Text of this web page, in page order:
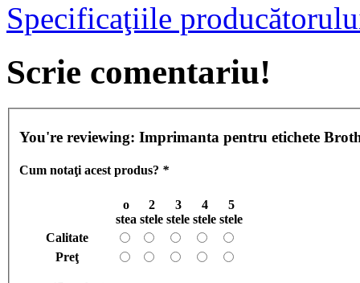
Specificaţiile
Scrie comentariu!
You're reviewing: Imprimanta pentru etichete
Cum notaţi acest produs? *
o
stea
2
stele
3
stele
4
stele
5
stele
Calitate
Preţ